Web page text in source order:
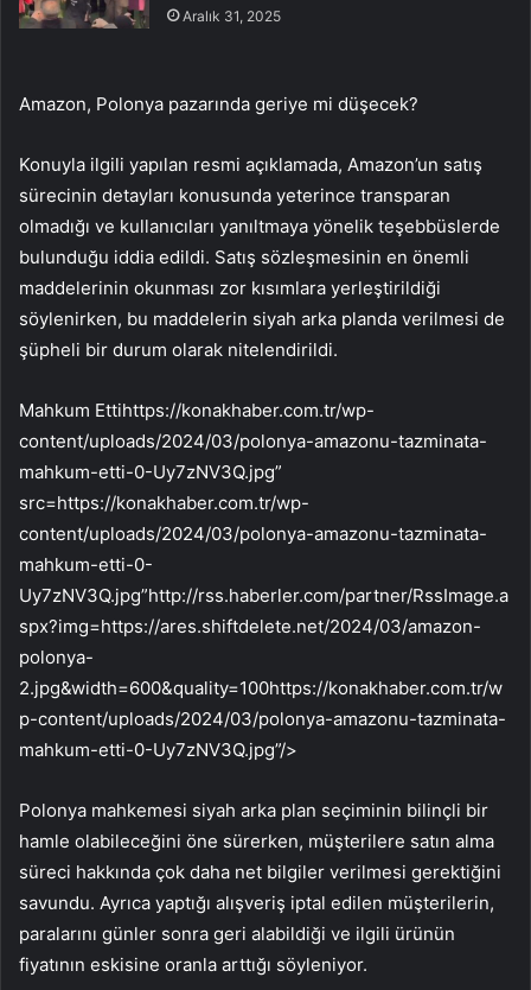
Aralık 31, 2025
Amazon, Polonya pazarında geriye mi düşecek?
Konuyla ilgili yapılan resmi açıklamada, Amazon’un satış
sürecinin detayları konusunda yeterince transparan
olmadığı ve kullanıcıları yanıltmaya yönelik teşebbüslerde
bulunduğu iddia edildi. Satış sözleşmesinin en önemli
maddelerinin okunması zor kısımlara yerleştirildiği
söylenirken, bu maddelerin siyah arka planda verilmesi de
şüpheli bir durum olarak nitelendirildi.
Mahkum Ettihttps://konakhaber.com.tr/wp-
content/uploads/2024/03/polonya-amazonu-tazminata-
mahkum-etti-0-Uy7zNV3Q.jpg”
src=https://konakhaber.com.tr/wp-
content/uploads/2024/03/polonya-amazonu-tazminata-
mahkum-etti-0-
Uy7zNV3Q.jpg”http://rss.haberler.com/partner/RssImage.a
spx?img=https://ares.shiftdelete.net/2024/03/amazon-
polonya-
2.jpg&width=600&quality=100https://konakhaber.com.tr/w
p-content/uploads/2024/03/polonya-amazonu-tazminata-
mahkum-etti-0-Uy7zNV3Q.jpg”/>
Polonya mahkemesi siyah arka plan seçiminin bilinçli bir
hamle olabileceğini öne sürerken, müşterilere satın alma
süreci hakkında çok daha net bilgiler verilmesi gerektiğini
savundu. Ayrıca yaptığı alışveriş iptal edilen müşterilerin,
paralarını günler sonra geri alabildiği ve ilgili ürünün
fiyatının eskisine oranla arttığı söyleniyor.